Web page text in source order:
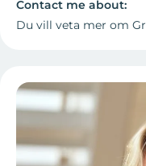
Contact me about:
Du vill veta mer om